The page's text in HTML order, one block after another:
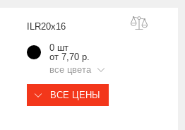
ILR20x16
0 шт
от 7,70 р.
все цвета
ВСЕ ЦЕНЫ